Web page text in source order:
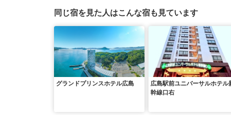
同じ宿を見た人はこんな宿も見ています
グランドプリンスホテル広島
広島駅前ユニバーサルホテル
幹線口右